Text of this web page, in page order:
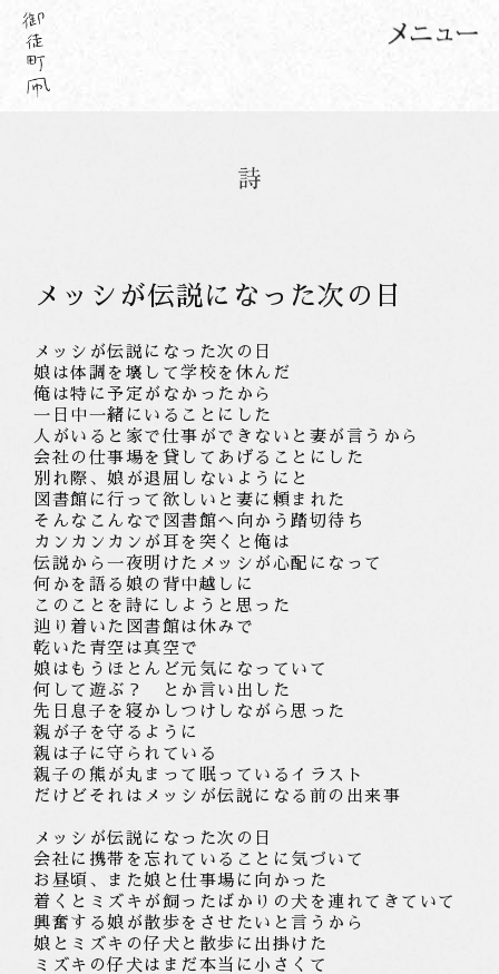
メッシが伝説になった次の日
メッシが伝説になった次の日
娘 は体調を壊して学校を休んだ
俺は特に予定がなかったから
一日中一緒にいることに した
人 がいると 家で仕事ができないと 妻が 言うから
会社の仕事場を貸してあげることに した
別れ際、娘が退屈しないように と
図書館に行って欲しいと 妻に 頼まれた
そんなこんなで図書館へ向かう踏切待ち
カンカンカンが耳を突くと俺は
伝説から一夜明けた メッシが心配になって
何かを語る娘の背中越しに
このことを詩にしようと思った
辿り着いた図書館は休みで
乾いた青空は真空で
娘はもうほとんど元気になっていて
何して遊ぶ？ とか言い出した
先日息子を寝かしつけしながら 思った
親が子を守るように
親は子に守られている
親子の熊が丸まって 眠っているイラスト
だけどそれはメッシが伝説になる前の 出来事
メッシが伝説になった次の日
会社に携帯を忘れていることに気づいて
お昼頃、また娘と仕事場に向かった
着くとミズキが飼ったばかりの犬を連れてきていて
興奮する娘が散歩をさせたいと言うから
娘とミズキの仔犬と散歩 に出掛けた
ミズキの仔犬 はまだ本当に 小さくて